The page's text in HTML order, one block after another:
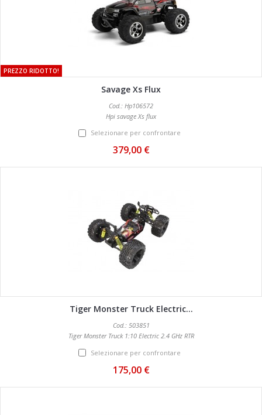
PREZZO RIDOTTO!
Savage Xs Flux
Cod.: Hp106572
Hpi savage Xs flux
Selezionare per confrontare
379,00 €
Tiger Monster Truck Electric...
Cod.: 503851
Tiger Monster Truck 1:10 Electric 2.4 GHz RTR
Selezionare per confrontare
175,00 €